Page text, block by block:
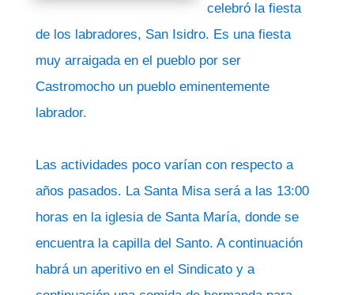
celebró la fiesta
de los labradores, San Isidro. Es una fiesta
muy arraigada en el pueblo por ser
Castromocho un pueblo eminentemente
labrador.
Las actividades poco varían con respecto a
años pasados. La Santa Misa será a las 13:00
horas en la iglesia de Santa María, donde se
encuentra la capilla del Santo. A continuación
habrá un aperitivo en el Sindicato y a